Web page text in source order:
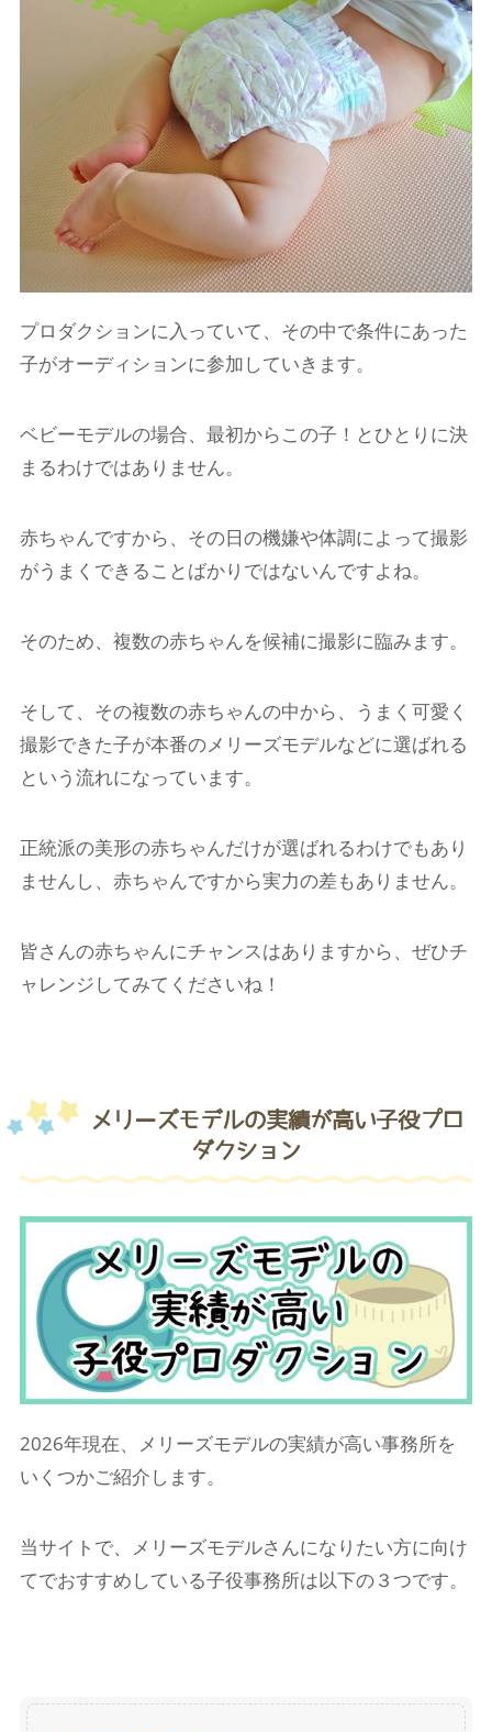
プロダクションに入っていて、その中で条件にあった
子がオーディションに参加していきます。
ベビーモデルの場合、最初からこの子！とひとりに決
まるわけではありません。
赤ちゃんですから、その日の機嫌や体調によって撮影
がうまくできることばかりではないんですよね。
そのため、複数の赤ちゃんを候補に撮影に臨みます。
そして、その複数の赤ちゃんの中から、うまく可愛く
撮影できた子が本番のメリーズモデルなどに選ばれる
という流れになっています。
正統派の美形の赤ちゃんだけが選ばれるわけでもあり
ませんし、赤ちゃんですから実力の差もありません。
皆さんの赤ちゃんにチャンスはありますから、ぜひチ
ャレンジしてみてくださいね！
メリーズモデルの実績が高い子役プロ
ダクション
2026年現在、メリーズモデルの実績が高い事務所を
いくつかご紹介します。
当サイトで、メリーズモデルさんになりたい方に向け
てでおすすめしている子役事務所は以下の３つです。